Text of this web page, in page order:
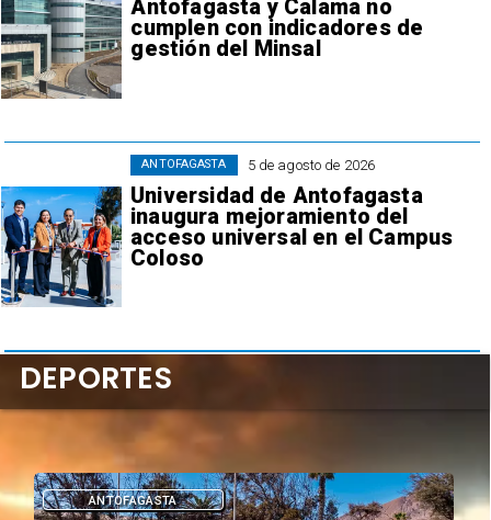
Antofagasta y Calama no
cumplen con indicadores de
gestión del Minsal
5 de agosto de 2026
Universidad de Antofagasta
inaugura mejoramiento del
acceso universal en el Campus
Coloso
ANTOFAGASTA
DEPORTES
DEPORTES